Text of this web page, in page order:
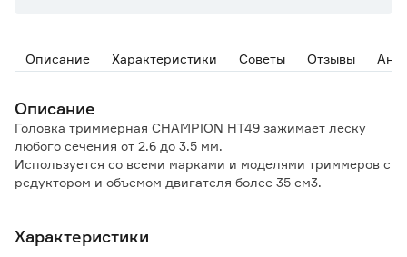
Описание Характеристики Советы Отзывы
Описание
Головка триммерная CHAMPION HT49 зажимает леску
любого сечения от 2.6 до 3.5 мм.
Используется со всеми марками и моделями триммеров с
редуктором и объемом двигателя более 35 см3.
Характеристики